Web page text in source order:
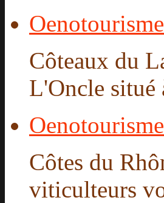
Côteaux du
L'Oncle situé
Côtes du
viticulteurs